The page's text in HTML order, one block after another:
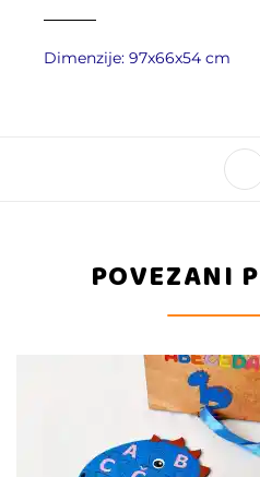
Dimenzije: 97x66x54 cm
POVEZANI